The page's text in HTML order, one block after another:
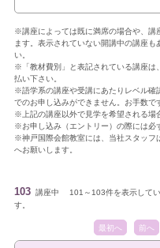
※講座によっては既に満席の場合や、講
ます。表示されていない開講中の講座
い。
※「教材費別」と表記されている講座は
払い下さい。
※語学系の講座や受講にあたりレベル確
でのお申し込みができません。お手数で
※上記の講座以外で見学を希望される場
※お申し込み（エントリー）の際には必
※神戸国際会館教室には、当社スタッフ
へお願いします。
103 講座中
101～103件を表示して
す。
最初へ 前へ